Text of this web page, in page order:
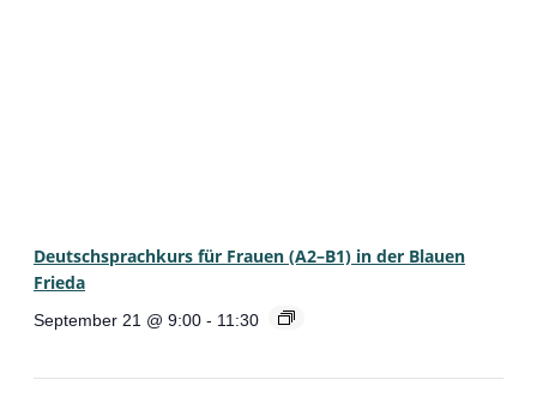
Deutschsprachkurs für Frauen (A2–B1) in der Blauen
Frieda
September 21 @ 9:00 - 11:30